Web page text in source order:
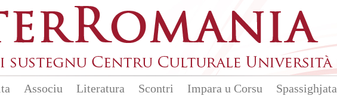
Associu Literatura Scontri Impara u Corsu Spassighjata